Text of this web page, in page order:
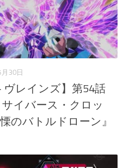
30日
ヴレインズ】第54話
イバース・クロッ
のバトルドローン』